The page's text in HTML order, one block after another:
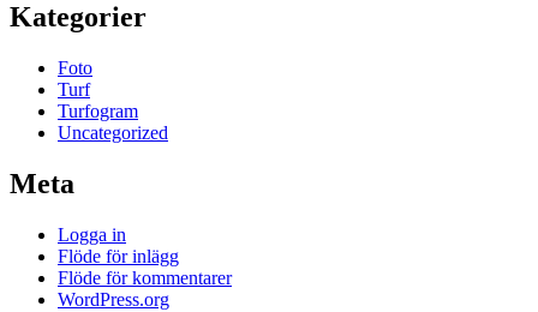
Kategorier
Foto
Turf
Turfogram
Uncategorized
Meta
Logga in
Flöde för inlägg
Flöde för kommentarer
WordPress.org